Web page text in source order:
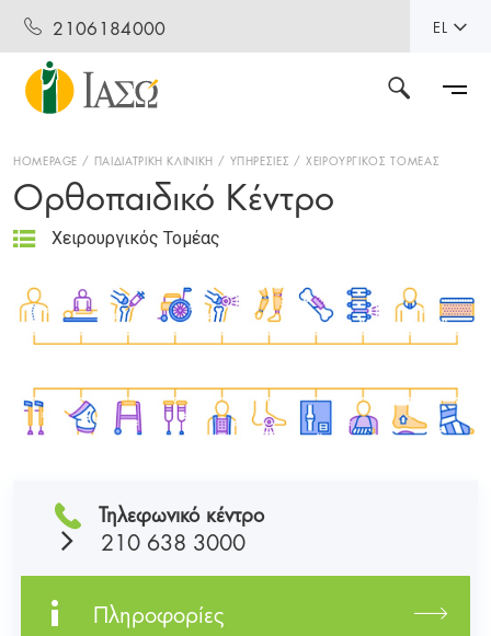
2106184000 EL
HOMEPAGE ΠΑΙΔΙΑΤΡΙΚΗ ΚΛΙΝΙΚΗ ΥΠΗΡΕΣΙΕΣ ΧΕΙΡΟΥΡΓΙΚΟΣ ΤΟΜΕΑΣ
Ορθοπαιδικό Κέντρο
Χειρουργικός Τομέας
Τηλεφωνικό κέντρο
210 638 3000
Πληροφορίες